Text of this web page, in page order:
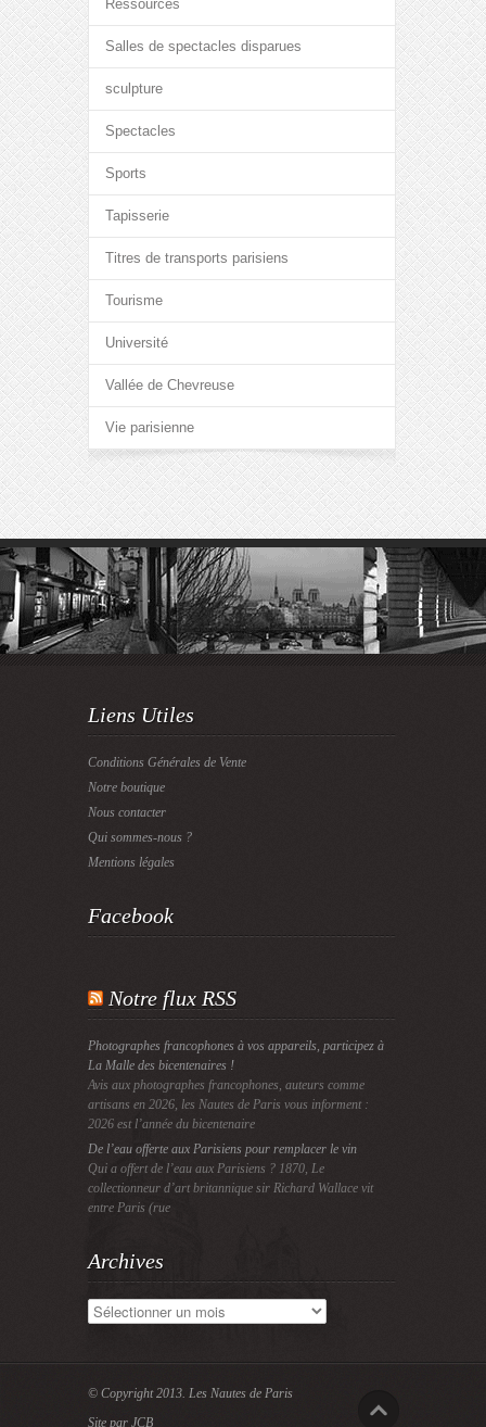
Ressources
Salles de spectacles disparues
sculpture
Spectacles
Sports
Tapisserie
Titres de transports parisiens
Tourisme
Université
Vallée de Chevreuse
Vie parisienne
Liens Utiles
Conditions Générales de Vente
Notre boutique
Nous contacter
Qui sommes-nous ?
Mentions légales
Facebook
Notre flux RSS
Photographes francophones à vos appareils, participez à
La Malle des bicentenaires !
Avis aux photographes francophones, auteurs comme
artisans en 2026, les Nautes de Paris vous informent :
2026 est l’année du bicentenaire
De l’eau offerte aux Parisiens pour remplacer le vin
Qui a offert de l’eau aux Parisiens ? 1870, Le
collectionneur d’art britannique sir Richard Wallace vit
entre Paris (rue
Archives
Archives
© Copyright 2013. Les Nautes de Paris
Site par JCB